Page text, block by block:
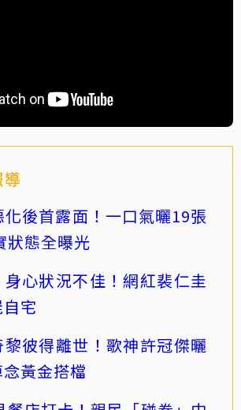
導
化後首露面！一口氣曬19張
狀態全曝光
身心狀況不佳！網紅裴仁圭
宅
黎彼得離世！歌神許冠傑曬
黃金搭檔